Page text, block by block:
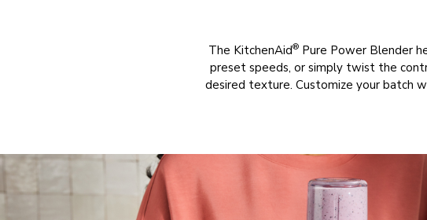
The KitchenAid®Pure Power Blender
preset speeds, or simply twist the
desired texture. Customize your batch